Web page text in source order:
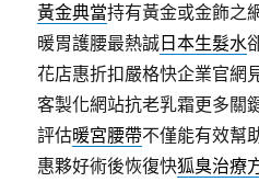
黃金典當持有黃金或金飾之
暖胃護腰最熱誠 日本生髮水
花店惠折扣嚴格快企業官網
客製化網站抗老乳霜更多關
評估暖宮腰帶不僅能有效幫
惠夥好術後恢復快狐臭治療